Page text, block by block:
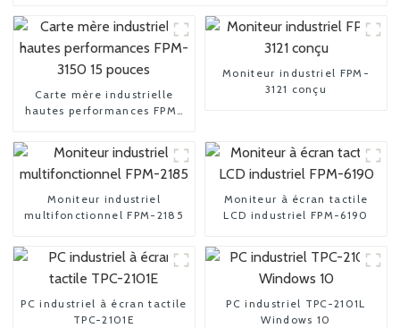
Carte mère industrielle
hautes performances FPM-
Moniteur industriel FPM-
3121 conçu
Moniteur industriel
multifonctionnel FPM-2185
Moniteur à écran tactile
LCD industriel FPM-6190
PC industriel à écran tactile
TPC-2101E
PC industriel TPC-2101L
Windows 10